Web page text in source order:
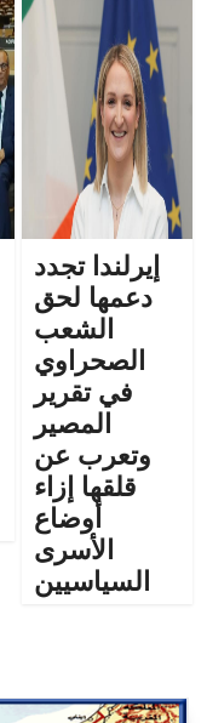
إيرلندا تجدد
دعمها لحق
الشعب
الصحراوي
في تقرير
المصير
وتعرب عن
قلقها إزاء
أوضاع
الأسرى
السياسيين